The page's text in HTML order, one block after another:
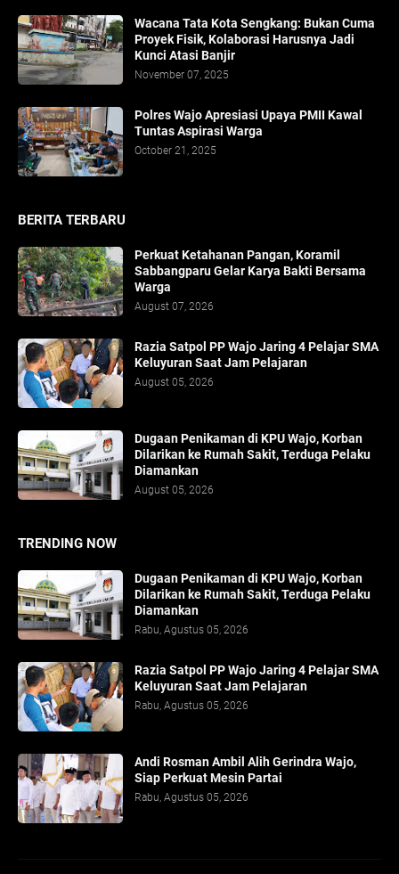
​Wacana Tata Kota Sengkang: Bukan Cuma
Proyek Fisik, Kolaborasi Harusnya Jadi
Kunci Atasi Banjir
November 07, 2025
Polres Wajo Apresiasi Upaya PMII Kawal
Tuntas Aspirasi Warga
October 21, 2025
BERITA TERBARU
Perkuat Ketahanan Pangan, Koramil
Sabbangparu Gelar Karya Bakti Bersama
Warga
August 07, 2026
Razia Satpol PP Wajo Jaring 4 Pelajar SMA
Keluyuran Saat Jam Pelajaran
August 05, 2026
Dugaan Penikaman di KPU Wajo, Korban
Dilarikan ke Rumah Sakit, Terduga Pelaku
Diamankan
August 05, 2026
TRENDING NOW
Dugaan Penikaman di KPU Wajo, Korban
Dilarikan ke Rumah Sakit, Terduga Pelaku
Diamankan
Rabu, Agustus 05, 2026
Razia Satpol PP Wajo Jaring 4 Pelajar SMA
Keluyuran Saat Jam Pelajaran
Rabu, Agustus 05, 2026
Andi Rosman Ambil Alih Gerindra Wajo,
Siap Perkuat Mesin Partai
Rabu, Agustus 05, 2026